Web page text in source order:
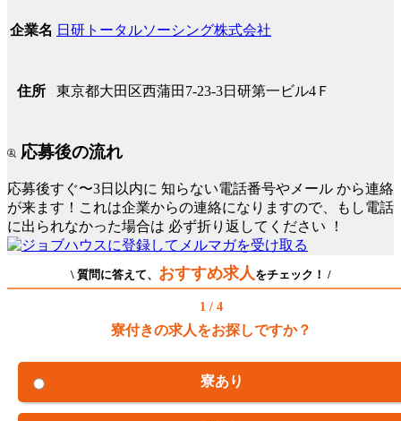
企業名 日研トータルソーシング株式会社
住所 東京都大田区西蒲田7-23-3日研第一ビル4Ｆ
応募後の流れ
応募後すぐ〜3日以内に 知らない電話番号やメール から連絡
が来ます！これは企業からの連絡になりますので、もし電話
に出られなかった場合は 必ず折り返してください ！
\ 質問に答えて、 おすすめ求人をチェック！ /
1 / 4
寮付きの求人をお探しですか？
寮あり